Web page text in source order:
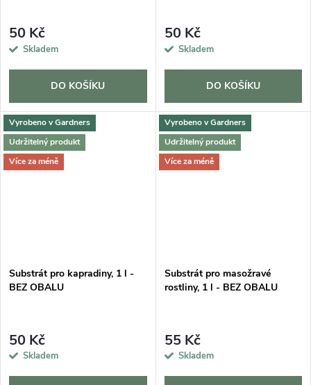
50 Kč
Skladem
DO KOŠÍKU
50 Kč
Skladem
DO KOŠÍKU
Vyrobeno v Gardners
Udržitelný produkt
Více za méně
Substrát pro kapradiny, 1 l -
BEZ OBALU
50 Kč
Skladem
Vyrobeno v Gardners
Udržitelný produkt
Více za méně
Substrát pro masožravé
rostliny, 1 l - BEZ OBALU
55 Kč
Skladem